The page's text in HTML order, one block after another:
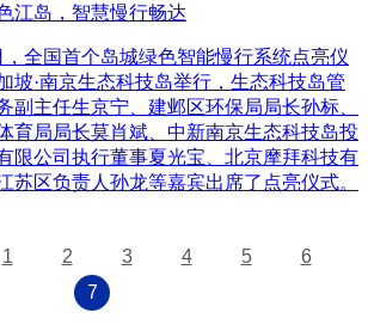
江岛，智慧慢行畅达
，全国首个岛城绿色智能慢行系统点亮仪
坡·南京生态科技岛举行，生态科技岛管
副主任生京宁、建邺区环保局局长孙标、
育局局长莫肖斌、中新南京生态科技岛投
限公司执行董事夏光宝、北京摩拜科技有
苏区负责人孙龙等嘉宾出席了点亮仪式。
1 2 3 4 5
6
7